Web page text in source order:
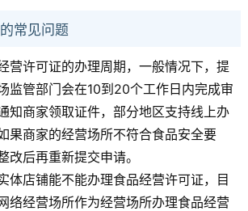
常见问题
营许可证的办理周期，一般情况下，提
监管部门会在10到20个工作日内完成审
知商家领取证件，部分地区支持线上办
果商家的经营场所不符合食品安全要
改后再重新提交申请。
体店铺能不能办理食品经营许可证，目
络经营场所作为经营场所办理食品经营